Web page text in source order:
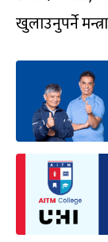
खुलाउनुपर्ने